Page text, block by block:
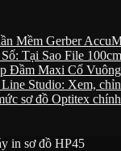
Mềm Gerber
Tại Sao File
Đầm Maxi Cổ
Studio: Xem,
sơ đồ Optitex
in sơ đồ HP45